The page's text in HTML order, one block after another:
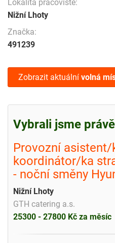
Lokalita pracoviště:
Nižní Lhoty
Značka:
491239
Zobrazit aktuální volná
Vybrali jsme
Provozní asistent/
koordinátor/ka
- noční směny
Nižní Lhoty
GTH catering a.s.
25300 - 27800 Kč za měsíc